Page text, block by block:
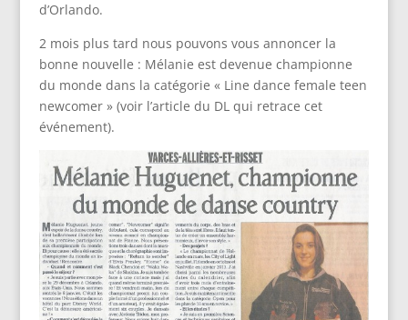
d’Orlando.
2 mois plus tard nous pouvons vous annoncer la
bonne nouvelle : Mélanie est devenue championne
du monde dans la catégorie « Line dance female teen
newcomer » (voir l’article du DL qui retrace cet
événement).